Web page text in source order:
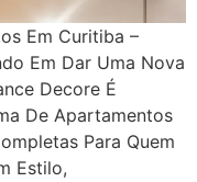
Em Curitiba –
Em Dar Uma Nova
Decore É
De Apartamentos
Para Quem
Estilo,